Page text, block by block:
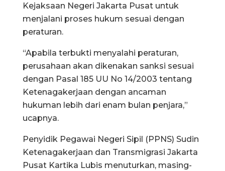
Kejaksaan Negeri Jakarta Pusat untuk
menjalani proses hukum sesuai dengan
peraturan.
“Apabila terbukti menyalahi peraturan,
perusahaan akan dikenakan sanksi sesuai
dengan Pasal 185 UU No 14/2003 tentang
Ketenagakerjaan dengan ancaman
hukuman lebih dari enam bulan penjara,”
ucapnya.
Penyidik Pegawai Negeri Sipil (PPNS) Sudin
Ketenagakerjaan dan Transmigrasi Jakarta
Pusat Kartika Lubis menuturkan, masing-